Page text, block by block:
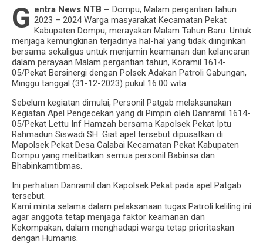
Tekankan Koordinasi dan Komunikasi dengan
Instasi Terkait Jelang Pemilu 2024
G entra News NTB – Dompu, Malam pergantian tahun
2023 – 2024 Warga masyarakat Kecamatan Pekat
Kabupaten Dompu, merayakan Malam Tahun Baru. Untuk
menjaga kemungkinan terjadinya hal-hal yang tidak diinginkan
bersama sekaligus untuk menjamin keamanan dan kelancaran
dalam perayaan Malam pergantian tahun, Koramil 1614-
05/Pekat Bersinergi dengan Polsek Adakan Patroli Gabungan,
Minggu tanggal (31-12-2023) pukul 16.00 wita.
Sebelum kegiatan dimulai, Personil Patgab melaksanakan
Kegiatan Apel Pengecekan yang di Pimpin oleh Danramil 1614-
05/Pekat Lettu Inf Hamzah bersama Kapolsek Pekat Iptu
Rahmadun Siswadi SH. Giat apel tersebut dipusatkan di
Mapolsek Pekat Desa Calabai Kecamatan Pekat Kabupaten
Dompu yang melibatkan semua personil Babinsa dan
Bhabinkamtibmas.
Ini perhatian Danramil dan Kapolsek Pekat pada apel Patgab
tersebut.
Kami minta selama dalam pelaksanaan tugas Patroli keliling ini
agar anggota tetap menjaga faktor keamanan dan
Kekompakan, dalam menghadapi warga tetap prioritaskan
dengan Humanis.